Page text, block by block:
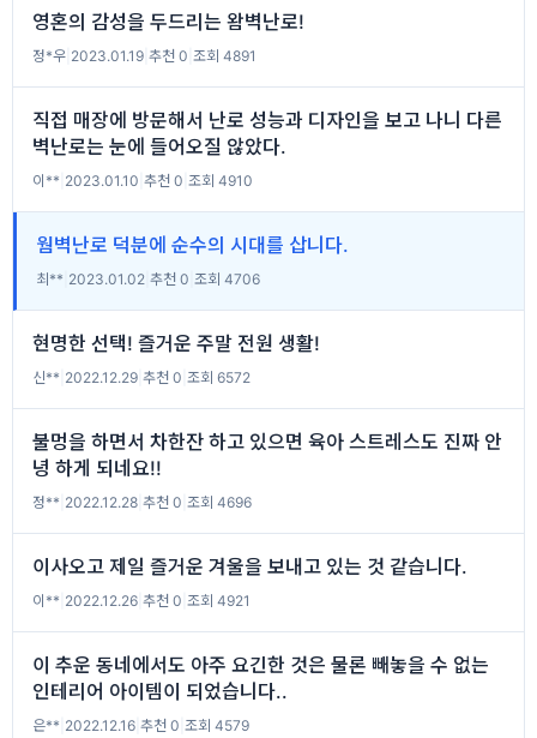
영혼의 감성을 두드리는 왐벽난로!
정*우 2023.01.19 추천 0 조회 4891
직접 매장에 방문해서 난로 성능과 디자인을 보고 나니 다른
벽난로는 눈에 들어오질 않았다.
이** 2023.01.10 추천 0 조회 4910
웜벽난로 덕분에 순수의 시대를 삽니다.
최** 2023.01.02 추천 0 조회 4706
현명한 선택! 즐거운 주말 전원 생활!
신** 2022.12.29 추천 0 조회 6572
불멍을 하면서 차한잔 하고 있으면 육아 스트레스도 진짜 안
녕 하게 되네요!!
정** 2022.12.28 추천 0 조회 4696
이사오고 제일 즐거운 겨울을 보내고 있는 것 같습니다.
이** 2022.12.26 추천 0 조회 4921
이 추운 동네에서도 아주 요긴한 것은 물론 빼놓을 수 없는
인테리어 아이템이 되었습니다..
은** 2022.12.16 추천 0 조회 4579